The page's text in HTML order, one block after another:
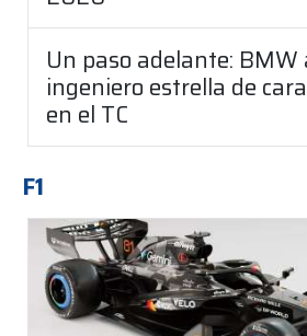
Un paso adelante:
ingeniero estrella de
en el TC
F1